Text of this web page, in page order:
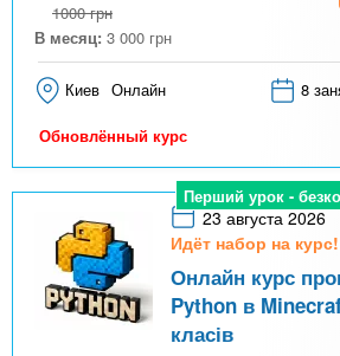
1000 грн
В месяц: 3 000 грн
Киев Онлайн 8
Обновлённый курс
Перший урок -
23 августа 2026
Идёт набор на курс!
Онлайн курс
Python в
класів